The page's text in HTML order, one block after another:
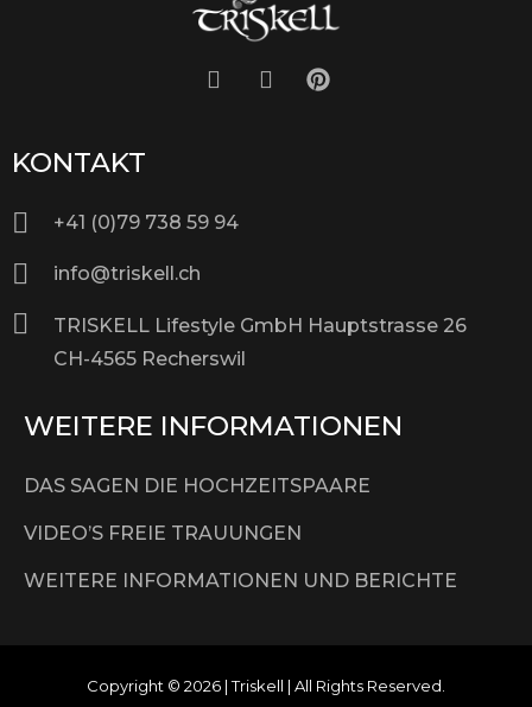
KONTAKT
+41 (0)79 738 59 94
info@triskell.ch
TRISKELL Lifestyle GmbH Hauptstrasse 26
CH-4565 Recherswil
WEITERE INFORMATIONEN
DAS SAGEN DIE HOCHZEITSPAARE
VIDEO’S FREIE TRAUUNGEN
WEITERE INFORMATIONEN UND BERICHTE
Copyright © 2026 | Triskell | All Rights Reserved.